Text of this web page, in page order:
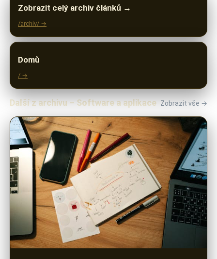
Zobrazit celý archiv článků →
/archiv/ →
Domů
/ →
Další z archivu – Software a aplikace Zobrazit vše →